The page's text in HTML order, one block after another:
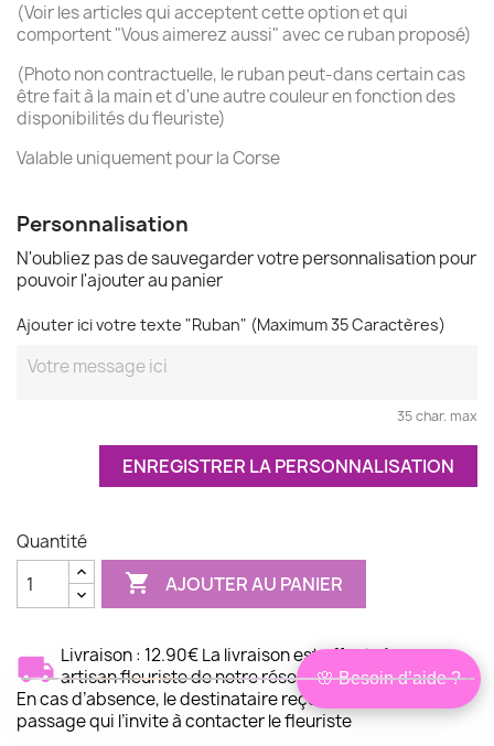
(Voir les articles qui acceptent cette option et qui
comportent "Vous aimerez aussi" avec ce ruban proposé)
(Photo non contractuelle, le ruban peut-dans certain cas
être fait à la main et d'une autre couleur en fonction des
disponibilités du fleuriste)
Valable uniquement pour la Corse
Personnalisation
N'oubliez pas de sauvegarder votre personnalisation pour
pouvoir l'ajouter au panier
Ajouter ici votre texte "Ruban" (Maximum 35 Caractères)
35 char. max
ENREGISTRER LA PERSONNALISATION
Quantité
 AJOUTER AU PANIER
Livraison : 12.90€ La livraison est effectuée par un
artisan fleuriste de notre réseau
En cas d’absence, le destinataire reçoit un avis de
passage qui l’invite à contacter le fleuriste
🌸 Besoin d’aide ?
×
Bonjour,
je suis Isabelle
Conseillère